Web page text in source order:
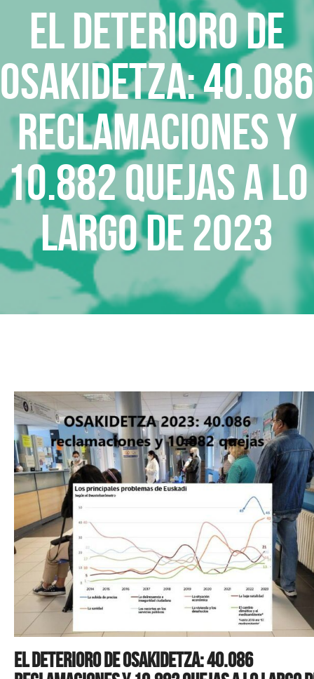
El deterioro de
Osakidetza: 40.086
reclamaciones y
10.882 quejas a lo
largo de 2023
El deterioro de Osakidetza: 40.086